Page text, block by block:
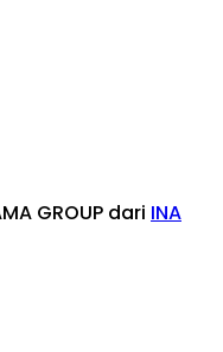
GROUP dari INA